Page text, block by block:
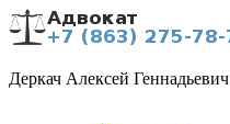
Деркач Алексей Геннадьевич